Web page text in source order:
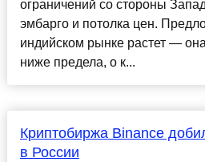
ограничений со стороны
эмбарго и потолка цен.
индийском рынке растет —
ниже предела, о к...
Криптобиржа Binance
в России